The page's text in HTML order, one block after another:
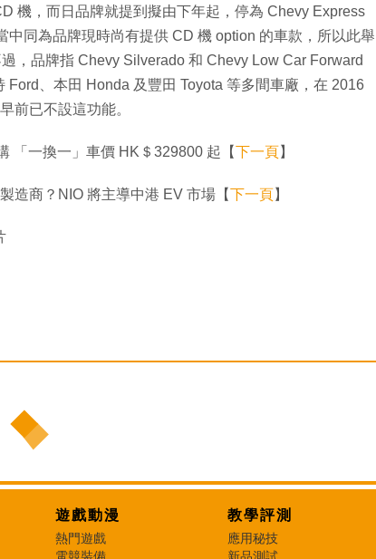
機，而日品牌就提到擬由下年起，停為 Chevy Express
同為品牌現時尚有提供 CD 機 option 的車款，所以此舉
，品牌指 Chevy Silverado 和 Chevy Low Car Forward
、本田 Honda 及豐田 Toyota 等多間車廠，在 2016
前已不設這功能。
「一換一」車價 HK＄329800 起【下一頁】
造商？NIO 將主導中港 EV 市場【下一頁】
遊戲動漫
熱門遊戲
教學評測
應用秘技